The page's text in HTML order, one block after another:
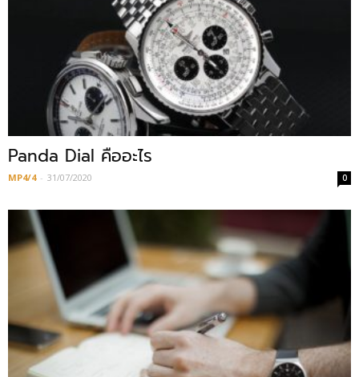
Panda Dial คืออะไร
MP4/4 - 31/07/2020 0